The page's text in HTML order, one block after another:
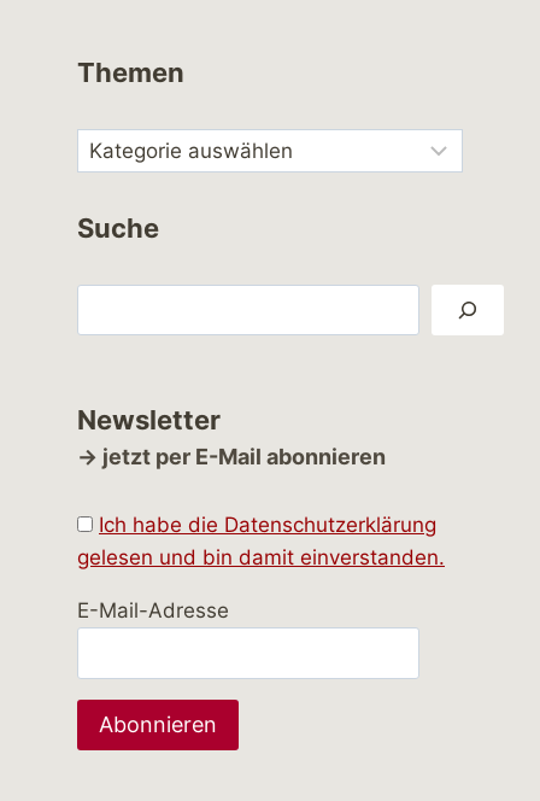
Themen
Suche
Newsletter
→ jetzt per E-Mail abonnieren
Ich habe die Datenschutzerklärung
gelesen und bin damit einverstanden.
E-Mail-Adresse